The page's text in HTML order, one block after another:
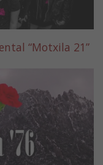
“Motxila 21”